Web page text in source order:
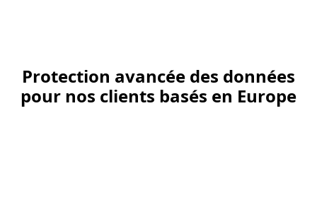
Protection avancée des données
pour nos clients basés en Europe